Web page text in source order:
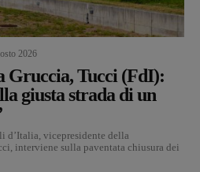
2026
Gruccia, Tucci (FdI):
giusta strada di un
d’Italia, vicepresidente della
interviene sulla paventata chiusura dei